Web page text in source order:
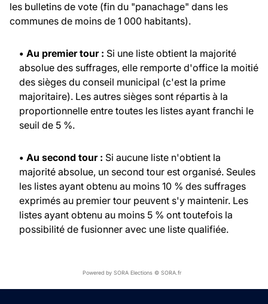
les bulletins de vote (fin du "panachage" dans les
communes de moins de 1 000 habitants).
• Au premier tour : Si une liste obtient la majorité
absolue des suffrages, elle remporte d'office la moitié
des sièges du conseil municipal (c'est la prime
majoritaire). Les autres sièges sont répartis à la
proportionnelle entre toutes les listes ayant franchi le
seuil de 5 %.
• Au second tour : Si aucune liste n'obtient la
majorité absolue, un second tour est organisé. Seules
les listes ayant obtenu au moins 10 % des suffrages
exprimés au premier tour peuvent s'y maintenir. Les
listes ayant obtenu au moins 5 % ont toutefois la
possibilité de fusionner avec une liste qualifiée.
Powered by SORA Elections © SORA.fr